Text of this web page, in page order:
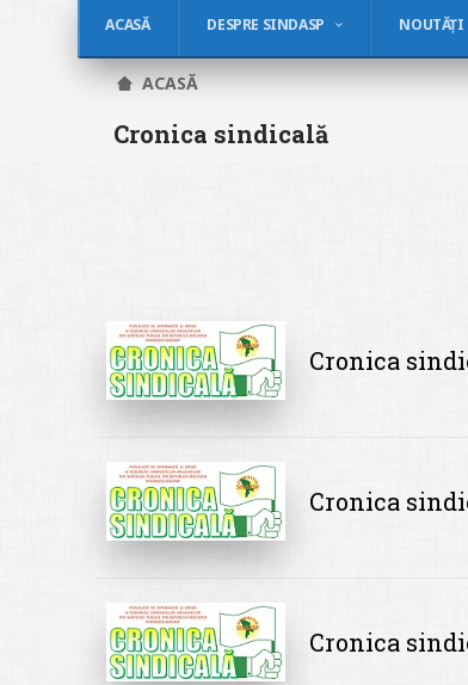
ACASĂ DESPRE SINDASP NOUTĂȚI
ACASĂ
Cronica sindicală
Cronica
Cronica
Cronica